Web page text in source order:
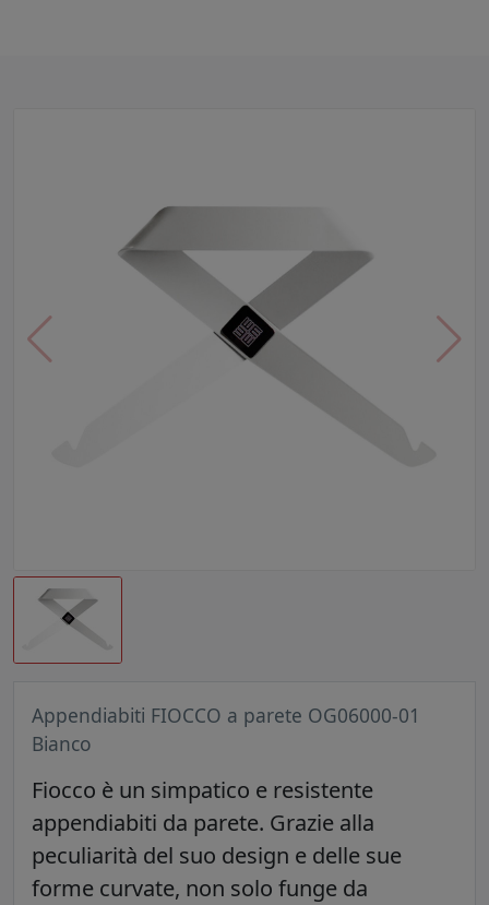
Appendiabiti FIOCCO a parete OG06000-01
Bianco
Fiocco è un simpatico e resistente
appendiabiti da parete. Grazie alla
peculiarità del suo design e delle sue
forme curvate, non solo funge da